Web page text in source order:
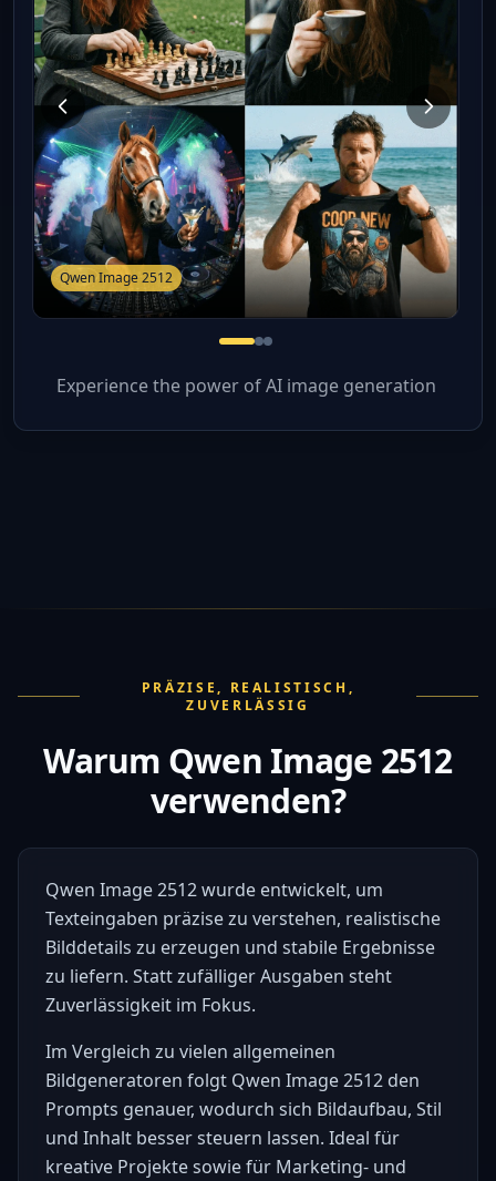
Qwen Image 2512
Experience the power of AI image generation
PRÄZISE, REALISTISCH,
ZUVERLÄSSIG
Warum Qwen Image 2512
verwenden?
Qwen Image 2512 wurde entwickelt, um
Texteingaben präzise zu verstehen, realistische
Bilddetails zu erzeugen und stabile Ergebnisse
zu liefern. Statt zufälliger Ausgaben steht
Zuverlässigkeit im Fokus.
Im Vergleich zu vielen allgemeinen
Bildgeneratoren folgt Qwen Image 2512 den
Prompts genauer, wodurch sich Bildaufbau, Stil
und Inhalt besser steuern lassen. Ideal für
kreative Projekte sowie für Marketing- und